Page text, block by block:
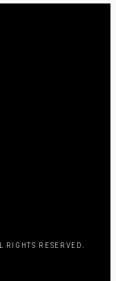
RIGHTS RESERVED.